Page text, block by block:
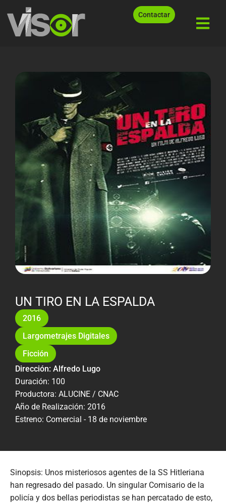
Contactar
UN TIRO EN LA ESPALDA
2016
Largometrajes Digitales
Ficción
Dirección: Alfredo Lugo
Duración: 100
Productora: ALUCINE / CNAC
Año de Realización: 2016
Estreno: Comercial - 18 de noviembre
Sinopsis: Unos misteriosos agentes de la SS Hitleriana
han regresado del pasado. Un singular Comisario de la
policía y dos bellas periodistas se han percatado de esto,